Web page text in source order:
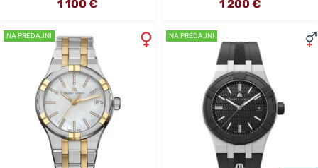
1 100 € 1 200 €
NA PREDAJNI NA PREDAJNI